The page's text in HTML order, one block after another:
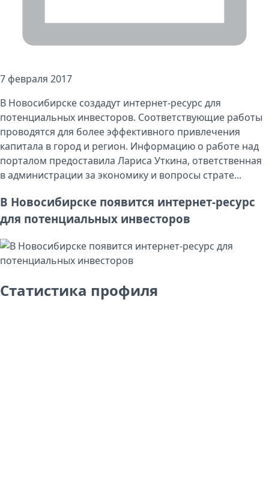
7 февраля 2017
В Новосибирске создадут интернет-ресурс для
потенциальных инвесторов. Соответствующие работы
проводятся для более эффективного привлечения
капитала в город и регион. Информацию о работе над
порталом предоставила Лариса Уткина, ответственная
в администрации за экономику и вопросы страте...
В Новосибирске появится интернет-ресурс
для потенциальных инвесторов
Статистика профиля